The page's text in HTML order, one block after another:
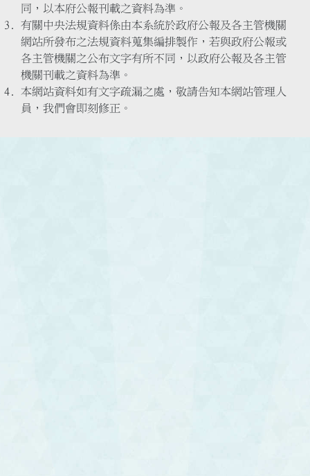
同，以本府公報刊載之資料為準。
有關中央法規資料係由本系統於政府公報及各主管機關
網站所發布之法規資料蒐集編排製作，若與政府公報或
各主管機關之公布文字有所不同，以政府公報及各主管
機關刊載之資料為準。
本網站資料如有文字疏漏之處，敬請告知本網站管理人
員，我們會即刻修正。